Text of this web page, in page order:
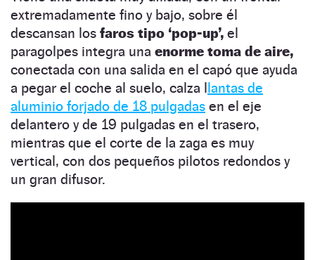
extremadamente fino y bajo, sobre él
descansan los faros tipo ‘pop-up’, el
paragolpes integra una enorme toma de aire,
conectada con una salida en el capó que ayuda
a pegar el coche al suelo, calza llantas de
aluminio forjado de 18 pulgadas en el eje
delantero y de 19 pulgadas en el trasero,
mientras que el corte de la zaga es muy
vertical, con dos pequeños pilotos redondos y
un gran difusor.